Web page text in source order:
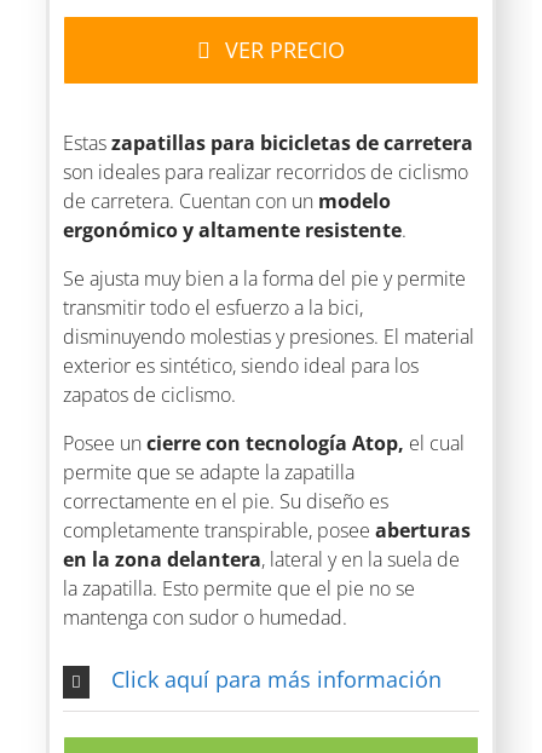
VER PRECIO
Estaszapatillas para bicicletas de carretera
son ideales para realizar recorridos de ciclismo
de carretera. Cuentan con un modelo
ergonómico y altamente resistente.
Se ajusta muy bien a la forma del pie y permite
transmitir todo el esfuerzo a la bici,
disminuyendo molestias y presiones. El material
exterior es sintético, siendo ideal para los
zapatos de ciclismo.
Posee uncierre con tecnología Atop, el cual
permite que se adapte la zapatilla
correctamente en el pie. Su diseño es
completamente transpirable, poseeaberturas
en la zona delantera, lateral y en la suela de
la zapatilla. Esto permite que el pie no se
mantenga con sudor o humedad.
Click aquí para más información